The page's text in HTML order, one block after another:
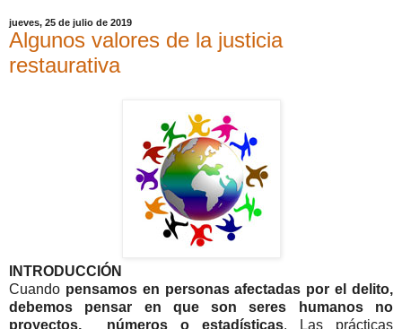
jueves, 25 de julio de 2019
Algunos valores de la justicia
restaurativa
INTRODUCCIÓN
Cuando pensamos en personas afectadas por el delito,
debemos pensar en que son seres humanos no
proyectos, números o estadísticas. Las prácticas